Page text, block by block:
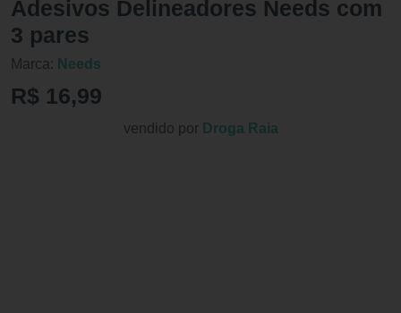
Adesivos Delineadores Needs com
3 pares
Marca: Needs
R$ 16,99
vendido por Droga Raia